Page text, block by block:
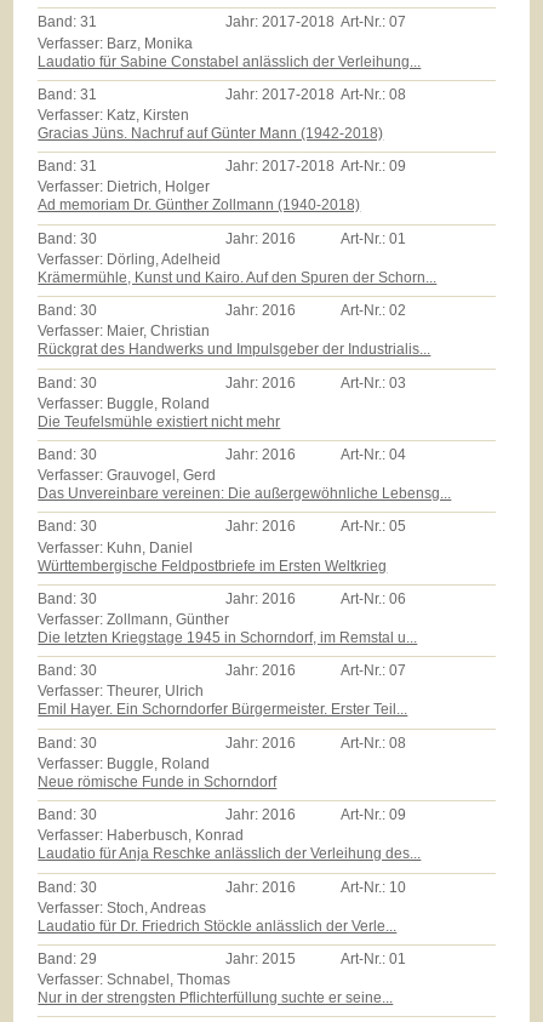
Band:31 Jahr:2017-2018 Art-Nr.:07
Verfasser: Barz, Monika
Laudatio für Sabine Constabel anlässlich der Verleihung...
Band:31 Jahr: 2017-2018 Art-Nr.:08
Verfasser: Katz, Kirsten
Gracias Jüns. Nachruf auf Günter Mann (1942-2018)
Band:31 Jahr:2017-2018 Art-Nr.:09
Verfasser: Dietrich, Holger
Ad memoriam Dr. Günther Zollmann (1940-2018)
Band:30 Jahr: 2016 Art-Nr.:01
Verfasser: Dörling, Adelheid
Krämermühle, Kunst und Kairo. Auf den Spuren der Schorn...
Band:30 Jahr:2016 Art-Nr.:02
Verfasser: Maier, Christian
Rückgrat des Handwerks und Impulsgeber der Industrialis...
Band:30 Jahr: 2016 Art-Nr.:03
Verfasser: Buggle, Roland
Die Teufelsmühle existiert nicht mehr
Band:30 Jahr:2016 Art-Nr.:04
Verfasser: Grauvogel, Gerd
Das Unvereinbare vereinen: Die außergewöhnliche Lebensg...
Band:30 Jahr:2016 Art-Nr.:05
Verfasser: Kuhn, Daniel
Württembergische Feldpostbriefe im Ersten Weltkrieg
Band:30 Jahr:2016 Art-Nr.:06
Verfasser: Zollmann, Günther
Die letzten Kriegstage 1945 in Schorndorf, im Remstal u...
Band:30 Jahr:2016 Art-Nr.:07
Verfasser: Theurer, Ulrich
Emil Hayer. Ein Schorndorfer Bürgermeister. Erster Teil...
Band:30 Jahr: 2016 Art-Nr.:08
Verfasser: Buggle, Roland
Neue römische Funde in Schorndorf
Band:30 Jahr:2016 Art-Nr.:09
Verfasser: Haberbusch, Konrad
Laudatio für Anja Reschke anlässlich der Verleihung des...
Band:30 Jahr: 2016 Art-Nr.: 10
Verfasser: Stoch, Andreas
Laudatio für Dr. Friedrich Stöckle anlässlich der Verle...
Band:29 Jahr:2015 Art-Nr.:01
Verfasser: Schnabel, Thomas
Nur in der strengsten Pflichterfüllung suchte er seine...